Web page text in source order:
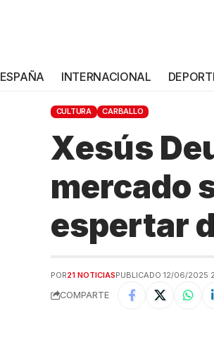
ESPAÑA INTERNACIONAL
CULTURA CARBALLO
Xesús
mercado
espertar
POR21 NOTICIASPUBLICADO 12/06/2025
COMPARTE